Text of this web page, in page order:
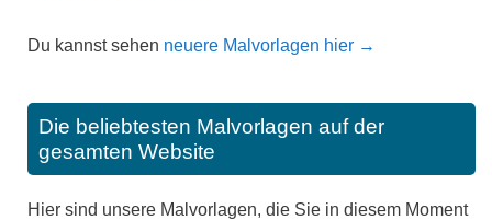
Du kannst sehen neuere Malvorlagen hier →
Die beliebtesten Malvorlagen auf der
gesamten Website
Hier sind unsere Malvorlagen, die Sie in diesem Moment